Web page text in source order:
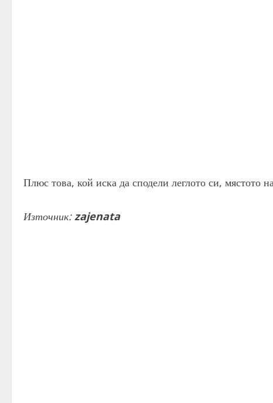
Плюс това, кой иска да сподели леглото си, мястото
Източник:zajenata